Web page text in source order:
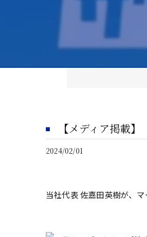
【メディア掲載
2024/02/01
当社代表 佐嘉田英樹が、